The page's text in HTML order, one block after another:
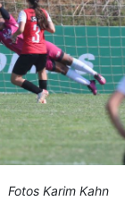
Fotos Karim Kahn